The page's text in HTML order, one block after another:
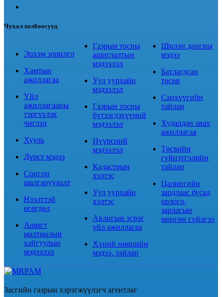
Чухал холбоосууд
Эрхэм зорилго
Хамтын
ажиллагаа
Үйл
ажиллагааны
тэргүүлэх
чиглэл
Хууль
Дүрст мэдээ
Сонгон
шалгаруулалт
Нээлттэй
өгөгдөл
Ашигт
малтмалын
хайгуулын
мэдээлэл
Газрын тосны
ашиглалтын
мэдээлэл
Уул уурхайн
мэдээлэл
Газрын тосны
бүтээгдэхүүний
мэдээлэл
Нүүрсний
мэдээлэл
Кадастрын
хэлтэс
Уул уурхайн
хэлтэс
Авлигын эсрэг
үйл ажиллагаа
Хүний нөөцийн
мэдээ, тайлан
Шилэн дансны
мэдээ
Батлагдсан
төсөв
Санхүүгийн
тайлан
Худалдан авах
ажиллагаа
Төсвийн
гүйцэтгэлийн
тайлан
Цалингийн
зардлаас бусад
орлого,
зарлагын
мөнгөн гүйлгээ
Засгийн газрын хэрэгжүүлэгч агентлаг